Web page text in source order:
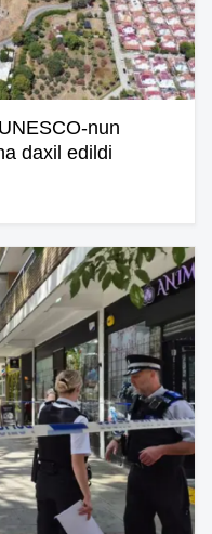
nun
daxil edildi